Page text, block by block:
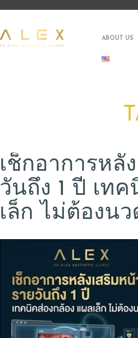
ABOUT US
เช็กอาการหลั
วันถึง 1 ปี เท
เล็ก ไม่ต้องนว